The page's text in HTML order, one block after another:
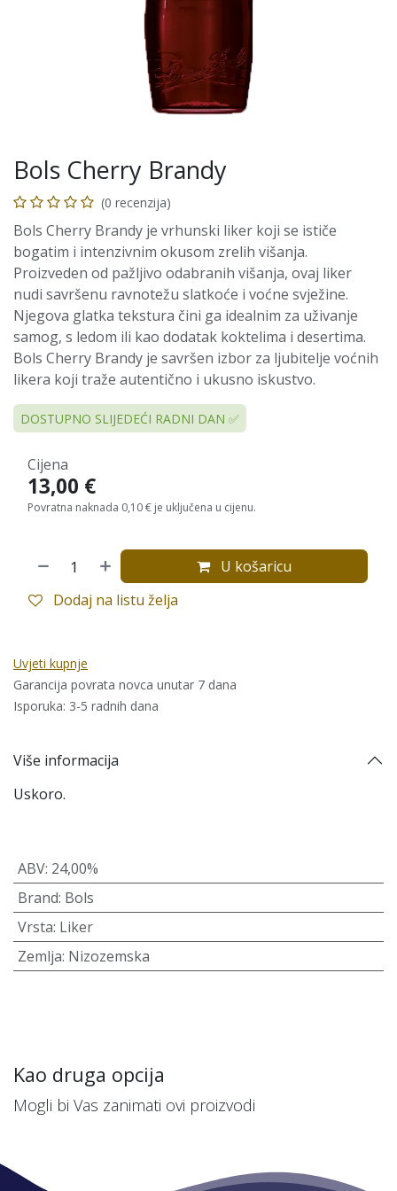
Bols Cherry Brandy
(0 recenzija)
Bols Cherry Brandy je vrhunski liker koji se ističe
bogatim i intenzivnim okusom zrelih višanja.
Proizveden od pažljivo odabranih višanja, ovaj liker
nudi savršenu ravnotežu slatkoće i voćne svježine.
Njegova glatka tekstura čini ga idealnim za uživanje
samog, s ledom ili kao dodatak koktelima i desertima.
Bols Cherry Brandy je savršen izbor za ljubitelje voćnih
likera koji traže autentično i ukusno iskustvo.
DOSTUPNO SLIJEDEĆI RADNI DAN ✅
U košaricu
Dodaj na listu želja
Cijena
13,00 €
Povratna naknada 0,10 € je uključena u cijenu.
Uvjeti kupnje
Garancija povrata novca unutar 7 dana
Isporuka: 3-5 radnih dana
Više informacija
Uskoro.
ABV: 24,00%
Brand: Bols
Vrsta: Liker
Zemlja: Nizozemska
Kao druga opcija
Mogli bi Vas zanimati ovi proizvodi